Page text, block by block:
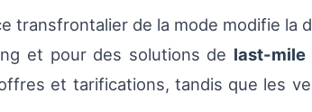
transfrontalier de la mode modifie la
et pour des solutions de last-mile
et tarifications, tandis que les